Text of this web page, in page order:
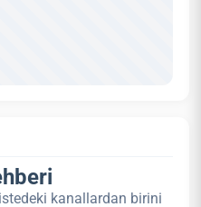
kanallardan birini